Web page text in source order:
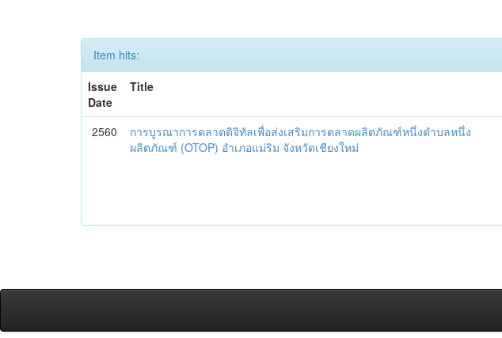
Item hits:
Issue
Date
Title
2560
การบูรณาการตลาดดิจิทัลเพื่อส่งเสริมการตลาดผลิตภัณฑ์หนึ่งตำบลหนึ่ง
ผลิตภัณฑ์ (OTOP) อำเภอแม่ริม จังหวัดเชียงใหม่